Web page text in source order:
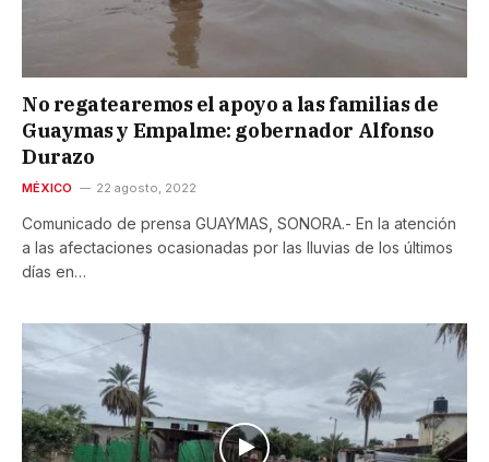
No regatearemos el apoyo a las familias de
Guaymas y Empalme: gobernador Alfonso
Durazo
MÉXICO 22 agosto, 2022
Comunicado de prensa GUAYMAS, SONORA.- En la atención
a las afectaciones ocasionadas por las lluvias de los últimos
días en…